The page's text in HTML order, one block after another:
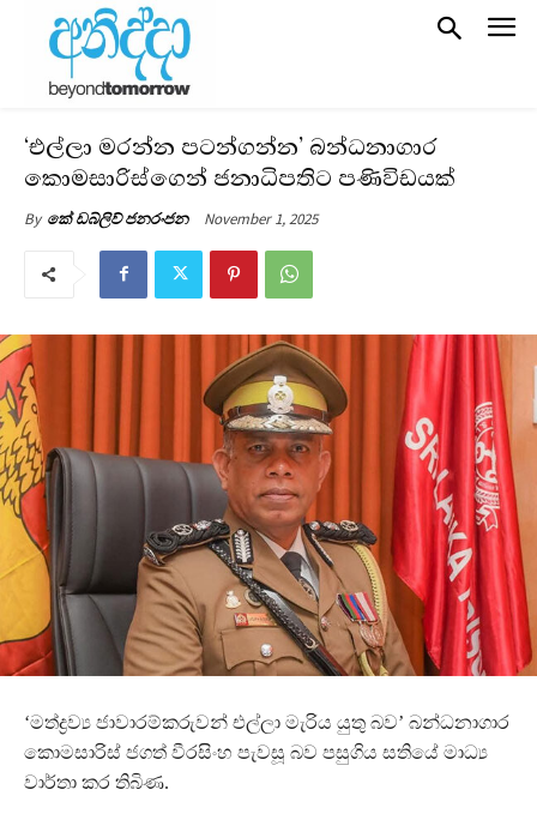
‘එල්ලා මරන්න පටන්ගන්න’ බන්ධනාගාර
කොමසාරිස්ගෙන් ජනාධිපතිට පණිවිඩයක්
By කේ ඩබ්ලිව් ජනරංජන November 1, 2025
‘මත්ද්‍රව්‍ය ජාවාරම්කරුවන් එල්ලා මැරිය යුතු බව’ බන්ධනාගාර
කොමසාරිස් ජගත් වීරසිංහ පැවසූ බව පසුගිය සතියේ මාධ්‍ය
වාර්තා කර තිබිණ.